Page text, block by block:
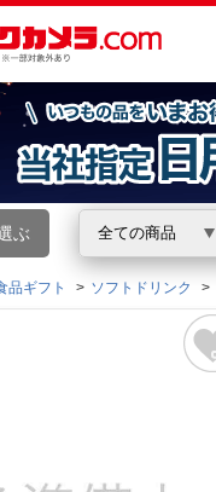
ぶ 全ての商品
こんにちは
ログイン
品ギフト ソフトドリンク